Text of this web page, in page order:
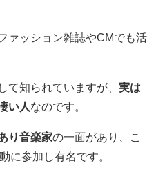
ァッション雑誌やCMでも活
て知られていますが、 実は
い人 なのです。
り音楽家の一面があり、こ
に参加し有名です。